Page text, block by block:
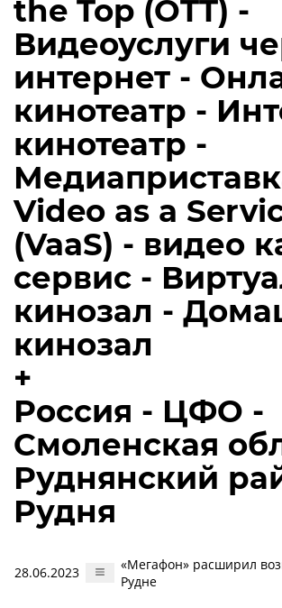
the Top (OTT) -
Видеоуслуги
интернет -
кинотеатр -
кинотеатр -
Video as a
(VaaS) - видео
сервис -
кинозал -
кинозал
+
Россия - ЦФО -
Смоленская
Руднянский
Рудня
28.06.2023
«Мегафон» расширил
Рудне